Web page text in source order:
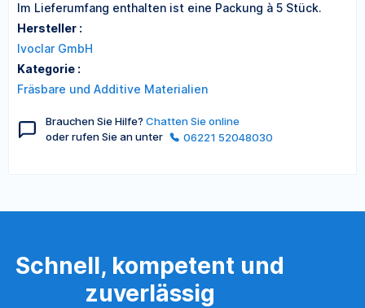
Im Lieferumfang enthalten ist eine Packung à 5 Stück.
Hersteller :
Ivoclar GmbH
Kategorie :
Fräsbare und Additive Materialien
Brauchen Sie Hilfe? Chatten Sie online
oder rufen Sie an unter
06221 52048030
Schnell, kompetent und
zuverlässig